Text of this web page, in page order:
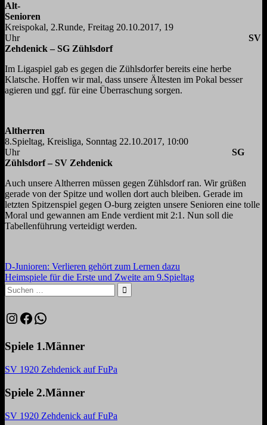
Alt-
Kreispokal, 2.Runde, Freitag 20.10.2017, 19
Uhr SV
Zehdenick – SG Zühlsdorf
Im Ligaspiel gab es gegen die Zühlsdorfer bereits eine herbe
Klatsche. Hoffen wir mal, dass unsere Ältesten im Pokal besser
agieren und ggf. für eine Überraschung sorgen.
8.Spieltag, Kreisliga, Sonntag 22.10.2017, 10:00
Uhr SG
Zühlsdorf – SV Zehdenick
Auch unsere Altherren müssen gegen Zühlsdorf ran. Wir grüßen
gerade von der Spitze und wollen dort auch bleiben. Gerade im
letzten Spitzenspiel gegen O-burg zeigten unsere Senioren eine tolle
Moral und gewannen am Ende verdient mit 2:1. Nun soll die
Tabellenführung verteidigt werden.
Beitragsnavigation
Vorheriger
Beitrag:
D-Junioren: Verlieren gehört zum Lernen dazu
Nächster
Beitrag:
Heimspiele für die Erste und Zweite am 9.Spieltag
Suchen
nach:
Suchen
Instagram
Facebook
WhatsApp
Spiele 1.Männer
SV 1920 Zehdenick auf FuPa
Spiele 2.Männer
SV 1920 Zehdenick auf FuPa